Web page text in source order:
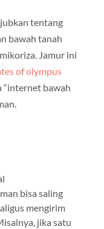
tentang
bawah tanah
Jamur ini
of olympus
“internet bawah
bisa saling
mengirim
jika satu